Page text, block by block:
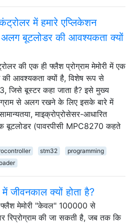
में हमारे एप्लिकेशन
अलग बूटलोडर की आवश्यकता क्यों
की एक ही फ्लैश प्रोग्राम मेमोरी में एक
की आवश्यकता क्यों है, विशेष रूप से
जिसे बूस्टर कहा जाता है? इसे मुख्य
से अलग रखने के लिए इसके बारे में
माइक्रोप्रोसेसर-आधारित
बूटलोडर (पावरपीसी MPC8270 कहते
stm32
programming
जीवनकाल क्यों होता है?
फ्लैश मेमोरी "केवल" 100000 से
रिप्रोग्राम की जा सकती है, जब तक कि